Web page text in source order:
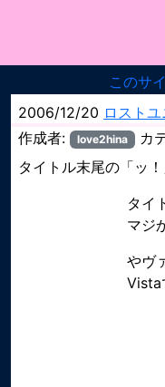
このサ
2006/12/20 ロスト
作成者:
love2hina カ
タイトル末尾の「ッ
タイ
マジ
やヴ
Vista